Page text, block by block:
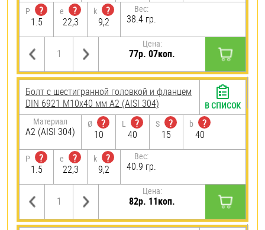
P
?
1.5
e
?
22,3
k
?
9,2
Вес:
38.4 гр.
Цена:
77р. 07коп.
Болт с шестигранной головкой и фланцем
DIN 6921 М10х40 мм А2 (AISI 304)
Материал
А2 (AISI 304)
Ø
?
10
L
?
40
S
?
15
b
?
40
P
?
1.5
e
?
22,3
k
?
9,2
Вес:
40.9 гр.
Цена:
82р. 11коп.
В СПИСОК